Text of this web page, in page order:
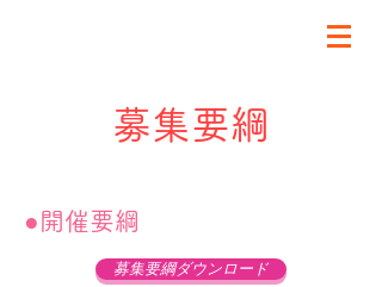
募集要綱
●開催要綱
募集要綱ダウンロード